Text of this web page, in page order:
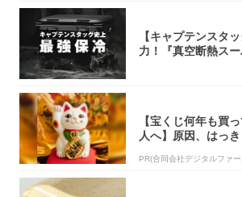
【キャプテンスタ
力！『真空断熱ス
【宝くじ何年も買
人へ】原因、はっ
PR(合同会社デジタルファ